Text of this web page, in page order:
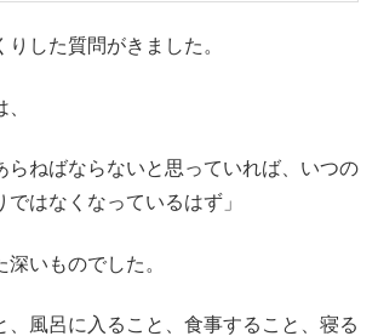
りした質問がきました。
らねばならないと思っていれば、いつの
ではなくなっているはず」
いものでした。
、風呂に入ること、食事すること、寝る